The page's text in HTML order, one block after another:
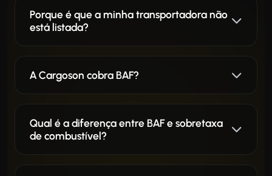
Porque é que a minha transportadora não
está listada?
A Cargoson cobra BAF?
Qual é a diferença entre BAF e sobretaxa
de combustível?